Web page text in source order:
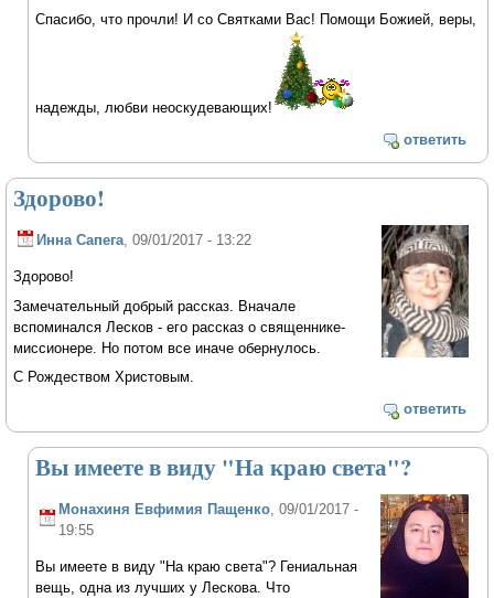
Спасибо, что прочли! И со Святками Вас! Помощи Божией, веры,
надежды, любви неоскудевающих!
ответить
Здорово!
Инна Сапега , 09/01/2017 - 13:22
Здорово!
Замечательный добрый рассказ. Вначале
вспоминался Лесков - его рассказ о священнике-
миссионере. Но потом все иначе обернулось.
С Рождеством Христовым.
ответить
Вы имеете в виду "На краю света"?
Монахиня Евфимия Пащенко, 09/01/2017 -
19:55
Вы имеете в виду "На краю света"? Гениальная
вещь, одна из лучших у Лескова. Что